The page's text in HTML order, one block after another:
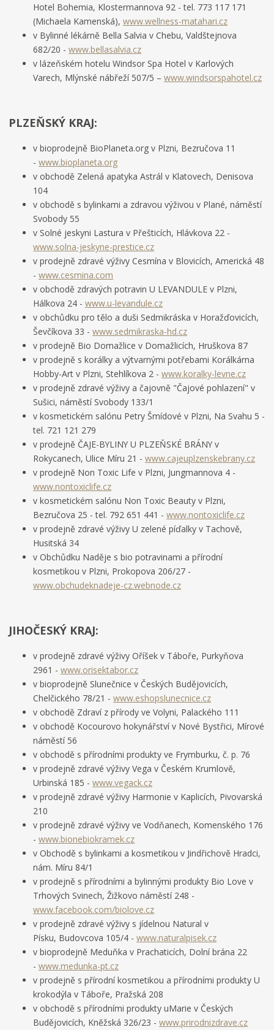
Hotel Bohemia, Klostermannova 92 - tel. 773 117 171
(Michaela Kamenská),www.wellness-matahari.cz
v Bylinné lékárně Bella Salvia v Chebu, Valdštejnova
682/20 -www.bellasalvia.cz
v lázeňském hotelu Windsor Spa Hotel v Karlových
Varech, Mlýnské nábřeží 507/5 –www.windsorspahotel.cz
PLZEŇSKÝ KRAJ:
v bioprodejně BioPlaneta.org v Plzni, Bezručova 11
-www.bioplaneta.org
v obchodě Zelená apatyka Astrál v Klatovech, Denisova
104
v obchodě s bylinkami a zdravou výživou v Plané, náměstí
Svobody 55
v Solné jeskyni Lastura v Přešticích, Hlávkova 22 -
www.solna-jeskyne-prestice.cz
v prodejně zdravé výživy Cesmína v Blovicích, Americká 48
-www.cesmina.com
v obchodě zdravých potravin U LEVANDULE v Plzni,
Hálkova 24 -www.u-levandule.cz
v obchůdku pro tělo a duši Sedmikráska v Horažďovicích,
Ševčíkova 33 -www.sedmikraska-hd.cz
v prodejně Bio Domažlice v Domažlicích, Hruškova 87
v prodejně s korálky a výtvarnými potřebami Korálkárna
Hobby-Art v Plzni, Stehlíkova 2 -www.koralky-levne.cz
v prodejně zdravé výživy a čajovně "Čajové pohlazení" v
Sušici, náměstí Svobody 133/1
v kosmetickém salónu Petry Šmídové v Plzni, Na Svahu 5 -
tel. 721 121 279
v prodejně ČAJE-BYLINY U PLZEŇSKÉ BRÁNY v
Rokycanech, Ulice Míru 21 -www.cajeuplzenskebrany.cz
v prodejně Non Toxic Life v Plzni, Jungmannova 4 -
www.nontoxiclife.cz
v kosmetickém salónu Non Toxic Beauty v Plzni,
Bezručova 25 - tel. 792 651 441 -www.nontoxiclife.cz
v prodejně zdravé výživy U zelené píďalky v Tachově,
Husitská 34
v Obchůdku Naděje s bio potravinami a přírodní
kosmetikou v Plzni, Prokopova 206/27 -
www.obchudeknadeje-cz.webnode.cz
JIHOČESKÝ KRAJ:
v prodejně zdravé výživy Oříšek v Táboře, Purkyňova
2961 -www.orisektabor.cz
v bioprodejně Slunečnice v Českých Budějovicích,
Chelčického 78/21 -www.eshopslunecnice.cz
v obchodě Zdraví z přírody ve Volyni, Palackého 111
v obchodě Kocourovo hokynářství v Nové Bystřici, Mírové
náměstí 56
v obchodě s přírodními produkty ve Frymburku, č. p. 76
v prodejně zdravé výživy Vega v Českém Krumlově,
Urbinská 185 -www.vegack.cz
v prodejně zdravé výživy Harmonie v Kaplicích, Pivovarská
210
v prodejně zdravé výživy ve Vodňanech, Komenského 176
-www.bionebiokramek.cz
v Obchodě s bylinkami a kosmetikou v Jindřichově Hradci,
nám. Míru 84/1
v prodejně s přírodními a bylinnými produkty Bio Love v
Trhových Svinech, Žižkovo náměstí 248 -
www.facebook.com/biolove.cz
v prodejně zdravé výživy s jídelnou Natural v
Písku, Budovcova 105/4 -www.naturalpisek.cz
v bioprodejně Meduňka v Prachaticích, Dolní brána 22
-www.medunka-pt.cz
v prodejně s přírodní kosmetikou a přírodními produkty U
krokodýla v Táboře, Pražská 208
v obchodě s přírodními produkty uMarie v Českých
Budějovicích, Kněžská 326/23 -www.prirodnizdrave.cz